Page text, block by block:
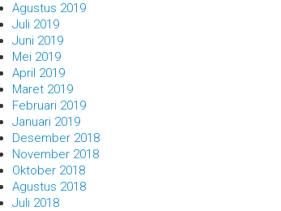
Agustus 2019
Juli 2019
Juni 2019
Mei 2019
April 2019
Maret 2019
Februari 2019
Januari 2019
Desember 2018
November 2018
Oktober 2018
Agustus 2018
Juli 2018